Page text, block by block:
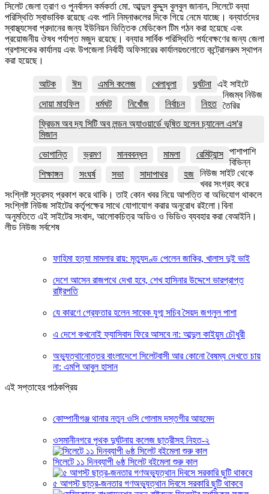
সিলেট জেলা ত্রাণ ও পুনর্বাসন কর্মকর্তা মো. আব্দুল কুদ্দুস বুলবুল জানান, সিলেটে বন্যা
পরিস্থিতি স্বাভাবিক রয়েছে এবং পানি নিম্নাঞ্চলের দিকে গিয়ে নেমে যাচ্ছে। বন্যার্তদের
স্বাস্থ্যসেবা প্রদানের জন্য ইউনিয়ন ভিত্তিক মেডিকেল টিম গঠন করা হয়েছে এবং
প্রয়োজনীয় ঔষধ পর্যাপ্ত মজুদ রয়েছে। বন্যার সার্বিক পরিস্থিতি পর্যবেক্ষণের জন্য জেলা
প্রশাসকের কার্যালয় এবং উপজেলা নির্বাহী অফিসারের কার্যালয়গুলোতে কন্ট্রোলরুম স্থাপন
করা হয়েছে।
আটক ঈদ এমসি কলেজ খেলাধুলা
দুর্ঘটনা
দোয়া মাহফিল
ধর্মঘট নিখোঁজ নির্বাচন
নিহত
ফ্রিডম অব দ্য সিটি অব লন্ডন অ্যাওয়ার্ডে ভূষিত হলেন চ্যানেল এস'র
মিজান
ভোগান্তি
ভ্রমণ মানববন্ধন মামলা
রেমিট্যান্স
শিক্ষাঙ্গন
সংঘর্ষ সভা সাদাপাথর হজ
এই সাইটে
নিজম্ব নিউজ
তৈরির
পাশাপাশি
বিভিন্ন
নিউজ সাইট থেকে
খবর সংগ্রহ করে
সংশ্লিষ্ট সূত্রসহ প্রকাশ করে থাকি। তাই কোন খবর নিয়ে আপত্তি বা অভিযোগ থাকলে
সংশ্লিষ্ট নিউজ সাইটের কর্তৃপক্ষের সাথে যোগাযোগ করার অনুরোধ রইলো।বিনা
অনুমতিতে এই সাইটের সংবাদ, আলোকচিত্র অডিও ও ভিডিও ব্যবহার করা বেআইনি।
লীড নিউজ সর্বশেষ
ফাহিমা হত্যা মামলার রায়: মৃত্যুদণ্ড পেলেন জাকির, খালাস দুই ভাই
দেশে আসেন রাজপথে দেখা হবে, শেখ হাসিনার উদ্দেশে ভারপ্রাপ্ত
রাষ্ট্রপতি
যে কারণে গ্রেফতার হলেন সাবেক যুগ্ম সচিব সৈয়দ জগলুল পাশা
এ দেশে কখনোই ফ্যাসিবাদ ফিরে আসবে না: আব্দুল কাইয়ুম চৌধুরী
অভ্যুত্থানোত্তর বাংলাদেশে সিলেটবাসী আর কোনো বৈষম্য দেখতে চায়
না: এমপি আবুল হাসান
এই সপ্তাহের পাঠকপ্রিয়
কোম্পানীগঞ্জ থানার নতুন ওসি গোলাম দস্তগীর আহমেদ
ওসমানীনগরে পৃথক দুর্ঘটনায় কলেজ ছাত্রীসহ নিহত-২
সিলেটে ১১ দিনব্যাপী ৬ষ্ঠ সিলেট বইমেলা শুরু কাল
৫ আগস্ট ছাত্র-জনতার গণঅভ্যুত্থান দিবসে সরকারি ছুটি থাকবে